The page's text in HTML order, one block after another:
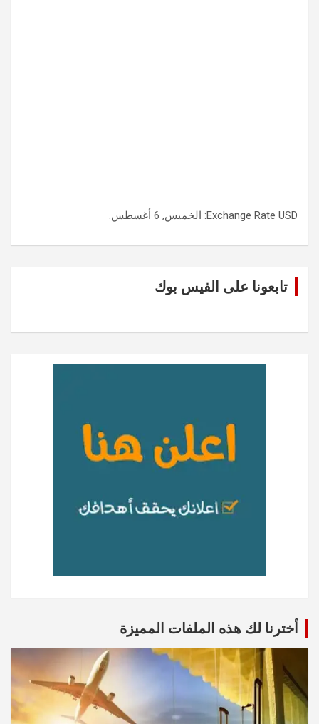
Exchange Rate USD : الخميس, 6 أغسطس.
تابعونا على الفيس بوك
أخترنا لك هذه الملفات المميزة